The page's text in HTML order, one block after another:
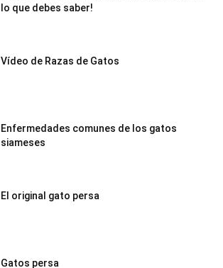
lo que debes saber!
Vídeo de Razas de Gatos
Enfermedades comunes de los gatos
siameses
El original gato persa
Gatos persa